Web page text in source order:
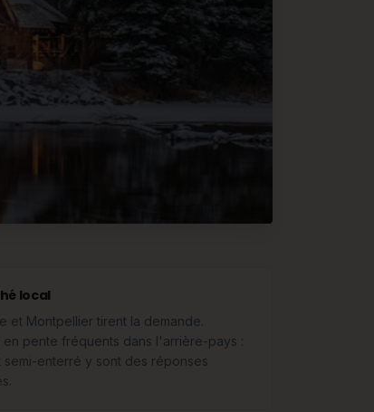
local
et Montpellier tirent la demande.
en pente fréquents dans l'arrière-pays :
semi-enterré y sont des réponses